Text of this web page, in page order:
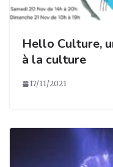
Hello Culture,
à la culture
17/11/2021